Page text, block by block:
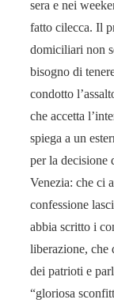
sera e nei
fatto cilecca. Il
domiciliari non
bisogno di
condotto
che accetta
spiega a un
per la decisione
Venezia: che ci
confessione
abbia scritto i
liberazione, che
dei patrioti e
“gloriosa